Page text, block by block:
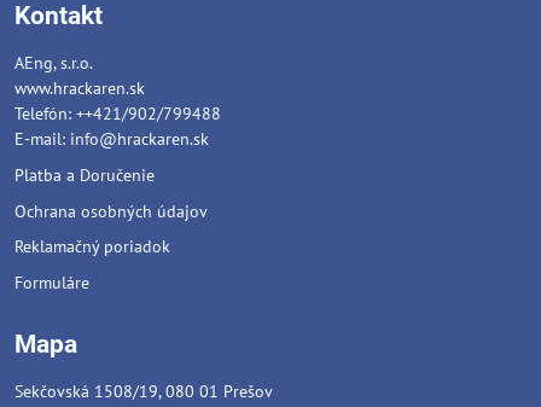
Kontakt
AEng, s.r.o.
www.hrackaren.sk
Telefón: ++421/902/799488
E-mail: info@hrackaren.sk
Platba a Doručenie
Ochrana osobných údajov
Reklamačný poriadok
Formuláre
Mapa
Sekčovská 1508/19, 080 01 Prešov